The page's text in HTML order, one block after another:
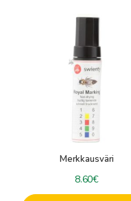
Merkkausväri
8.60€